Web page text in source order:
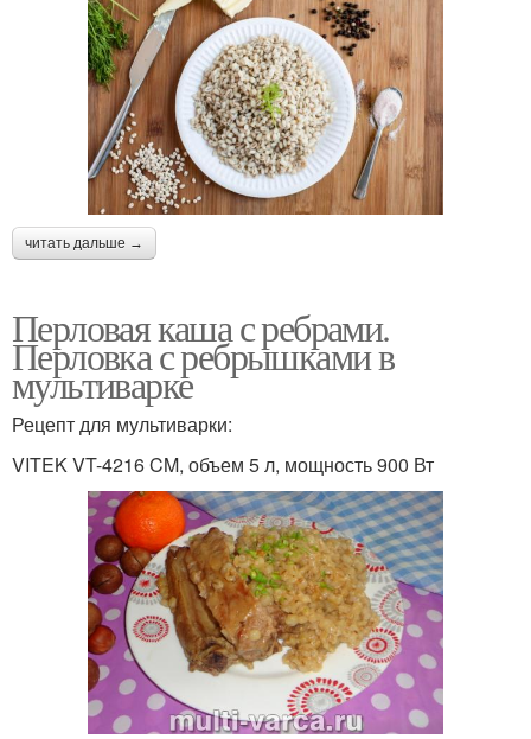
читать дальше →
Перловая каша с ребрами.
Перловка с ребрышками в
мультиварке
Рецепт для мультиварки:
VITEK VT-4216 CM, объем 5 л, мощность 900 Вт